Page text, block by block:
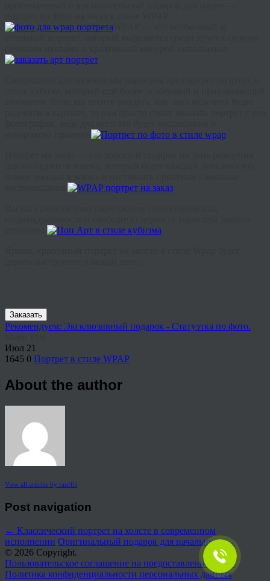
Заказать
Рекомендуем: Эксклюзивный подарок - Статуэтка по фото.
Июл 21
1645 0 Портрет в стиле WPAP
About the author
View all articles by rauffri
Post navigation
← Классический портрет на холсте в современном
исполнении Оригинальный подарок для начальника→
© 2026 Copyright.
Пользовательское соглашение на предоставление услуг
Политика конфиденциальности персональных данных